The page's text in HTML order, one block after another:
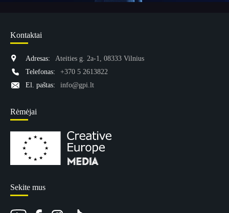
Kontaktai
Adresas:
Ateities g. 2a-1, 08333 Vilnius
Telefonas:
+370 5 2613822
El. paštas:
info@gpi.lt
Rėmėjai
Sekite mus